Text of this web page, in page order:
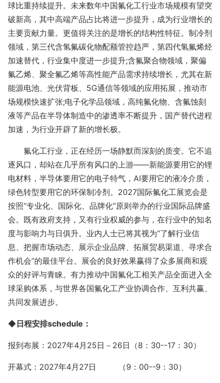
球比重持续提升。未来数年中国氟化工行业市场规模有望突
破新高，其中高端产品占比将进一步提升，成为行业增长的
主要贡献力量。更值得关注的是增长的结构性特征。制冷剂
领域，第三代含氢氟碳化物配额管控趋严，第四代氢氟烯烃
加速替代，行业集中度进一步提升;含氟聚合物领域，聚偏
氟乙烯、聚全氟乙烯等高性能产品需求持续增长，尤其在新
能源电池、光伏背板、5G通信等领域的应用拓展，推动市
场规模快速扩张;电子化学品领域，高纯氟化物、含氟蚀刻
液等产品在半导体制造中的渗透率不断提升，国产替代进程
加速，为行业开辟了新的增长极。
氟化工行业，正在经历一场静默而深刻的质变。它不追
逐风口，却站在几乎所有风口的上游——新能源要用它的锂
电材料，半导体要用它的电子特气，AI要用它的液冷介质，
绿色转型要用它的环保制冷剂。2027国际氟化工展览会是
按照“专业化、国际化、品牌化”原则举办的行业国际品牌盛
会。既有政府支持，又有行业权威的参与，在行业中的知名
度与影响力与日俱升。业内人士已将其视为“了解行业信
息、把握市场动态、展示企业品牌、拓展贸易渠道、寻求合
作机会”的最佳平台。展会的良好效果赢得了众多展商和观
众的好评与青睐。有力推动中国氟化工相关产品全面进入全
球采购体系，与世界各国氟化工产业协调合作、互利共赢、
共同发展进步。
◆ 日程安排schedule：
报到布展： 2027年4月25日－26日（8：30--17：30）
开幕式： 2027年4月27日 （9：00--9：30）